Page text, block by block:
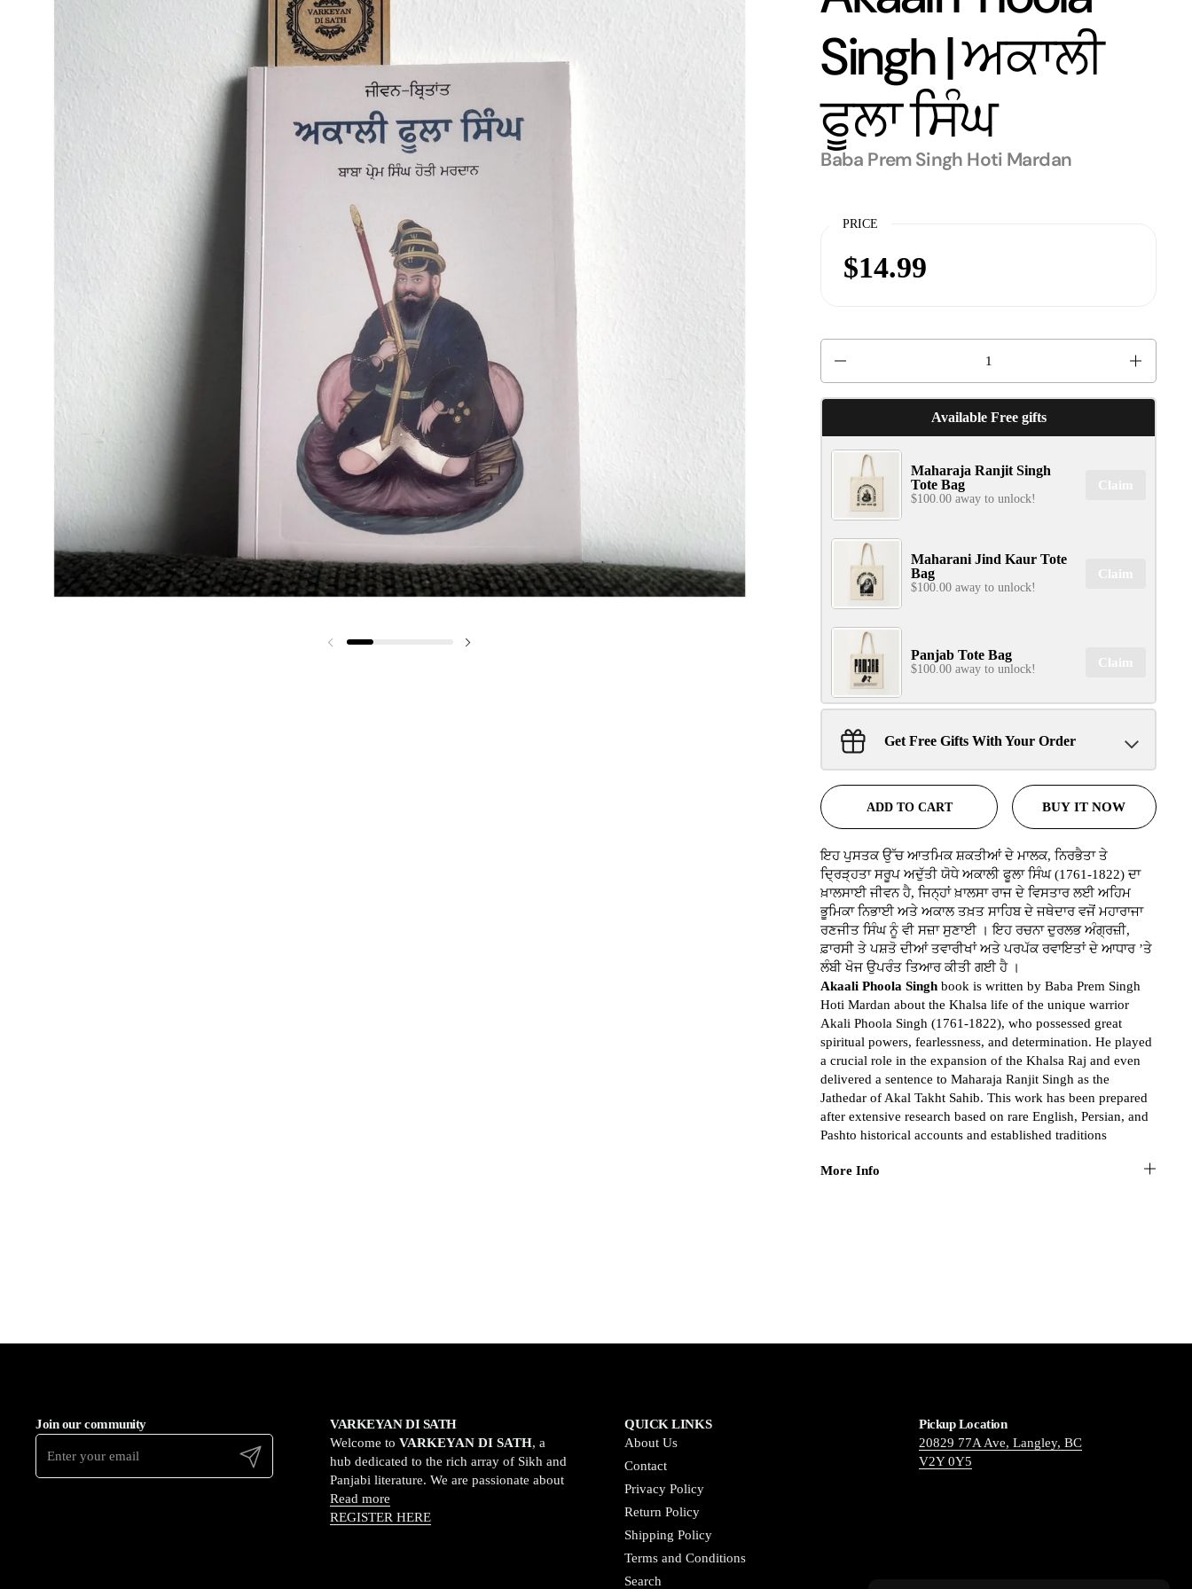
Previous slide
Singh | ਅਕਾਲੀ
ਫੂਲਾ ਸਿੰਘ
Baba Prem Singh Hoti Mardan
PRICE
$14.99
Available Free gifts
Maharaja Ranjit Singh
Tote Bag
$100.00 away to unlock!
Claim
Maharani Jind Kaur Tote
Bag
$100.00 away to unlock!
Claim
Panjab Tote Bag
$100.00 away to unlock! Claim
Sant Jarnail Singh Ji- Tote
Bag
Claim
Get Free Gifts With Your Order
ADD TO CART BUY IT NOW
ਇਹ ਪੁਸਤਕ ਉੱਚ ਆਤਮਿਕ ਸ਼ਕਤੀਆਂ ਦੇ ਮਾਲਕ, ਨਿਰਭੈਤਾ ਤੇ
ਦ੍ਰਿੜ੍ਹਤਾ ਸਰੂਪ ਅਦੁੱਤੀ ਯੋਧੇ ਅਕਾਲੀ ਫੂਲਾ ਸਿੰਘ (1761-1822) ਦਾ
ਖ਼ਾਲਸਾਈ ਜੀਵਨ ਹੈ, ਜਿਨ੍ਹਾਂ ਖ਼ਾਲਸਾ ਰਾਜ ਦੇ ਵਿਸਤਾਰ ਲਈ ਅਹਿਮ
ਭੂਮਿਕਾ ਨਿਭਾਈ ਅਤੇ ਅਕਾਲ ਤਖ਼ਤ ਸਾਹਿਬ ਦੇ ਜਥੇਦਾਰ ਵਜੋਂ ਮਹਾਰਾਜਾ
ਰਣਜੀਤ ਸਿੰਘ ਨੂੰ ਵੀ ਸਜ਼ਾ ਸੁਣਾਈ । ਇਹ ਰਚਨਾ ਦੁਰਲਭ ਅੰਗ੍ਰਜ਼ੀ,
ਫ਼ਾਰਸੀ ਤੇ ਪਸ਼ਤੋ ਦੀਆਂ ਤਵਾਰੀਖਾਂ ਅਤੇ ਪਰਪੱਕ ਰਵਾਇਤਾਂ ਦੇ ਆਧਾਰ ’ਤੇ
ਲੰਬੀ ਖੋਜ ਉਪਰੰਤ ਤਿਆਰ ਕੀਤੀ ਗਈ ਹੈ ।
Akaali Phoola Singhbook is written by Baba Prem Singh
Hoti Mardan about the Khalsa life of the unique warrior
Akali Phoola Singh (1761-1822), who possessed great
spiritual powers, fearlessness, and determination. He played
a crucial role in the expansion of the Khalsa Raj and even
delivered a sentence to Maharaja Ranjit Singh as the
Jathedar of Akal Takht Sahib. This work has been prepared
after extensive research based on rare English, Persian, and
Pashto historical accounts and established traditions
More Info
Join our community
Submit
VARKEYAN DI SATH
Welcome to VARKEYAN DI SATH, a
hub dedicated to the rich array of Sikh and
Panjabi literature. We are passionate about
Read more
REGISTER HERE
QUICK LINKS
About Us
Contact
Privacy Policy
Return Policy
Shipping Policy
Terms and Conditions
Search
Pickup Location
20829 77A Ave, Langley, BC
V2Y 0Y5